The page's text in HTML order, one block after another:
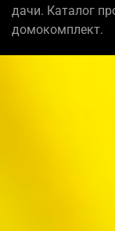
дачи. Каталог
домокомплект.